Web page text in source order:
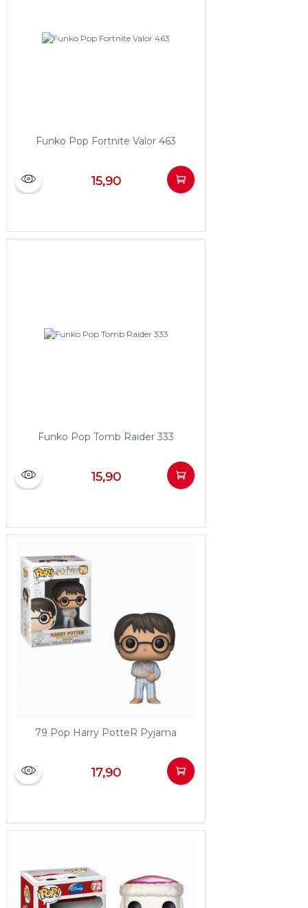
Funko Pop Fortnite Valor 463
15,90
Funko Pop Tomb Raider 333
15,90
79 Pop Harry PotteR Pyjama
17,90